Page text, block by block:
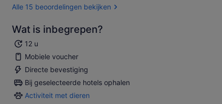
Alle 15 beoordelingen bekijken
Wat is inbegrepen?
12 u
Mobiele voucher
Directe bevestiging
Bij geselecteerde hotels ophalen
Activiteit met dieren
Activiteit